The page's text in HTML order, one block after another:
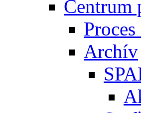
Centrum
Archív